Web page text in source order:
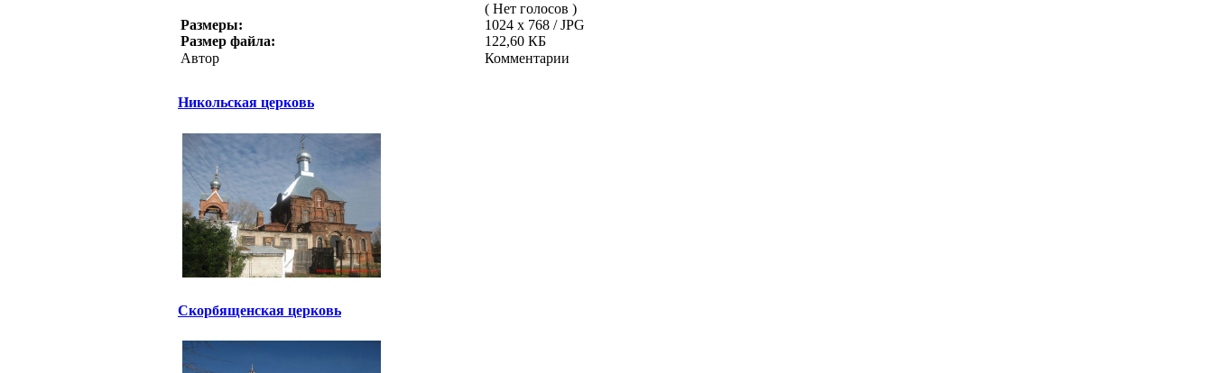
( Нет голосов )
Размеры:
1024 x 768 / JPG
Размер файла:
122,60 КБ
Автор
Комментарии
Никольская церковь
Скорбященская церковь